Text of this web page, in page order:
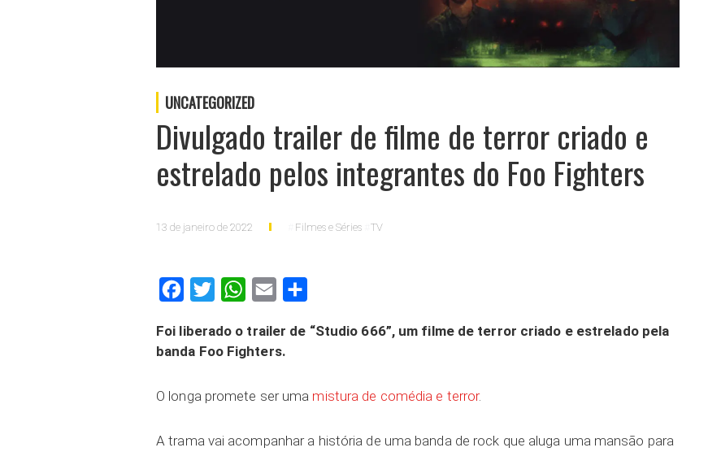
UNCATEGORIZED
Divulgado trailer de filme de terror criado e
estrelado pelos integrantes do Foo Fighters
13 de janeiro de 2022 Filmes e Séries TV
FacebookTwitter WhatsAppEmail
Foi liberado o trailer de “Studio 666”, um filme de terror criado e estrelado pela
banda Foo Fighters.
O longa promete ser uma mistura de comédia e terror.
A trama vai acompanhar a história de uma banda de rock que aluga uma mansão para